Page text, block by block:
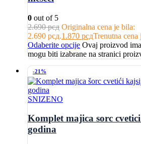
0 out of 5
2.690рсд Originalna cena je bila:
2.690 рсд.1.870 рсдTrenutna cena
Odaberite opcije Ovaj proizvod
mogu biti izabrane na stranici
-21%
SNIZENO
Komplet majica sorc
godina